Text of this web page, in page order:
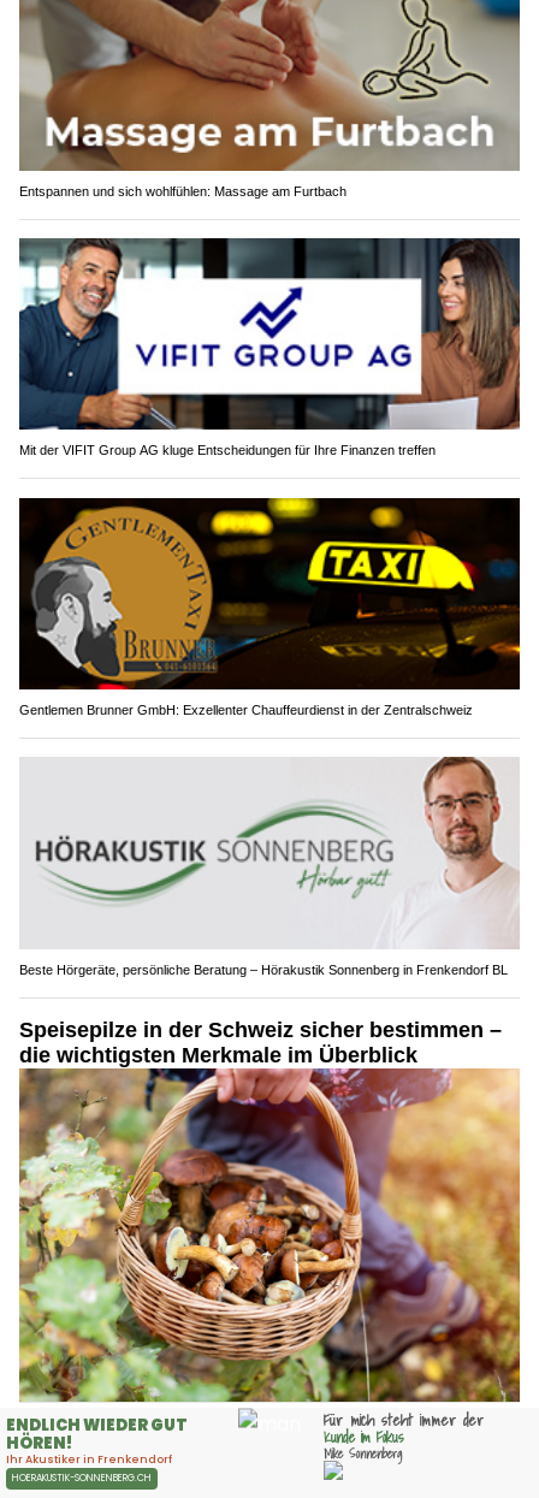
Entspannen und sich wohlfühlen: Massage am Furtbach
Mit der VIFIT Group AG kluge Entscheidungen für Ihre Finanzen treffen
Gentlemen Brunner GmbH: Exzellenter Chauffeurdienst in der Zentralschweiz
Beste Hörgeräte, persönliche Beratung – Hörakustik Sonnenberg in Frenkendorf BL
Speisepilze in der Schweiz sicher bestimmen –
die wichtigsten Merkmale im Überblick
BELMEDIA REDAKTION
Steinpilze unter Fichten, goldgelbe Eierschwämme im Moos
oder stattliche Parasole am Waldrand: In der Schweiz
wachsen zahlreiche wohlschmeckende Speisepilze. Viele